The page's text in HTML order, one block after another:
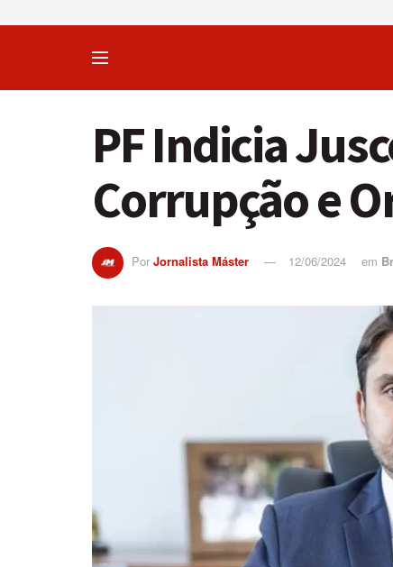
PF Indicia
Corrupção e
Por Jornalista Máster 12/06/2024 em